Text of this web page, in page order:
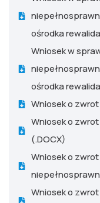
ośrodka
Wniosek w
ośrodka
Wniosek o
Wniosek o
(.DOCX)
Wniosek o
Wniosek o